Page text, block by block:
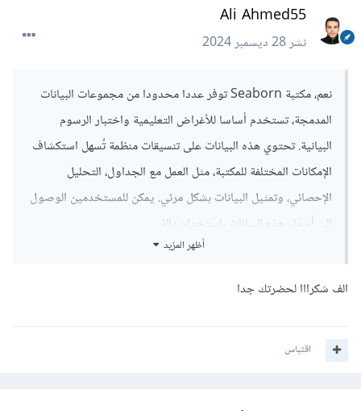
Ali Ahmed55
نشر28 ديسمبر 2024
نعم، مكتبة Seaborn توفر عددا محدودا من مجموعات البيانات
المدمجة، تستخدم أساسا للأغراض التعليمية واختبار الرسوم
البيانية. تحتوي هذه البيانات على تنسيقات منظمة تُسهل استكشاف
الإمكانات المختلفة للمكتبة، مثل العمل مع الجداول، التحليل
الإحصائي، وتمثيل البيانات بشكل مرئي. يمكن للمستخدمين الوصول
إلى أسماء هذه البيانات باستخدام دالة
sns.get_dataset_names()، وتحميلها بسهولة باستخدام
بالكامل في المكتبة، مما يلغي الحاجة لتنزيلها من مصادر خارجية.
يمكنك التعرف أكثر عليها من هنا:
أظهر المزيد
الف شكرااا لحضرتك جدا
اقتباس